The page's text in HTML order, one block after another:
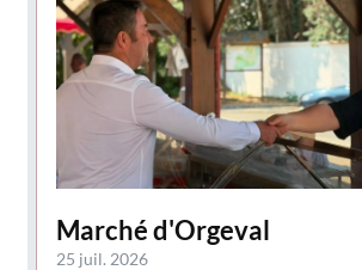
Marché d'Orgeval
25 juil. 2026